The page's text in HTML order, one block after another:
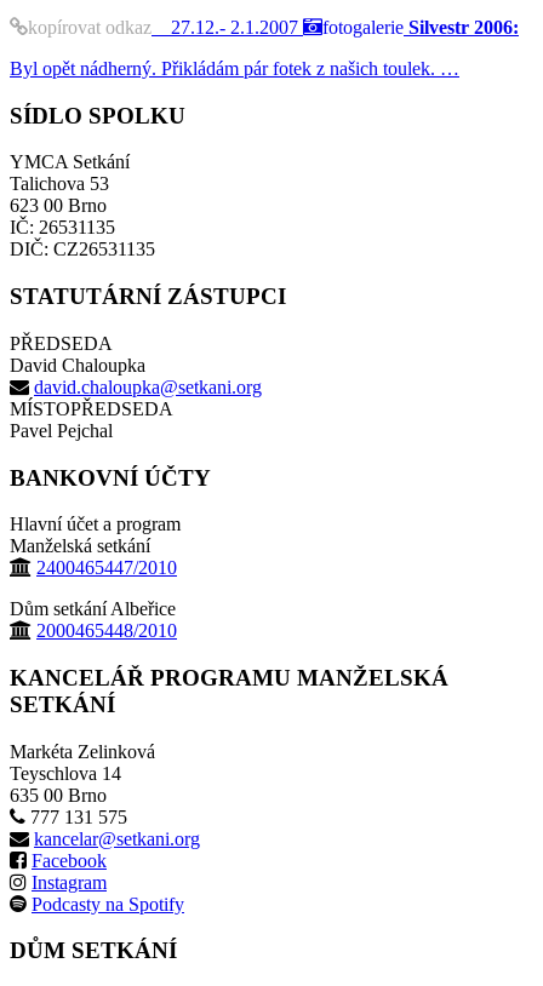
kopírovat odkaz 27.12.- 2.1.2007 fotogalerie Silvestr 2006:
Byl opět nádherný. Přikládám pár fotek z našich toulek. …
SÍDLO SPOLKU
YMCA Setkání
Talichova 53
623 00 Brno
IČ: 26531135
DIČ: CZ26531135
STATUTÁRNÍ ZÁSTUPCI
PŘEDSEDA
David Chaloupka
david.chaloupka@setkani.org
MÍSTOPŘEDSEDA
Pavel Pejchal
BANKOVNÍ ÚČTY
Hlavní účet a program
Manželská setkání
2400465447/2010
Dům setkání Albeřice
2000465448/2010
KANCELÁŘ PROGRAMU MANŽELSKÁ
SETKÁNÍ
Markéta Zelinková
Teyschlova 14
635 00 Brno
777 131 575
kancelar@setkani.org
Facebook
Instagram
Podcasty na Spotify
DŮM SETKÁNÍ